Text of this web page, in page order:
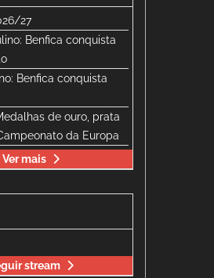
27
Benfica conquista
Benfica conquista
de ouro, prata
da Europa
Ver mais
stream